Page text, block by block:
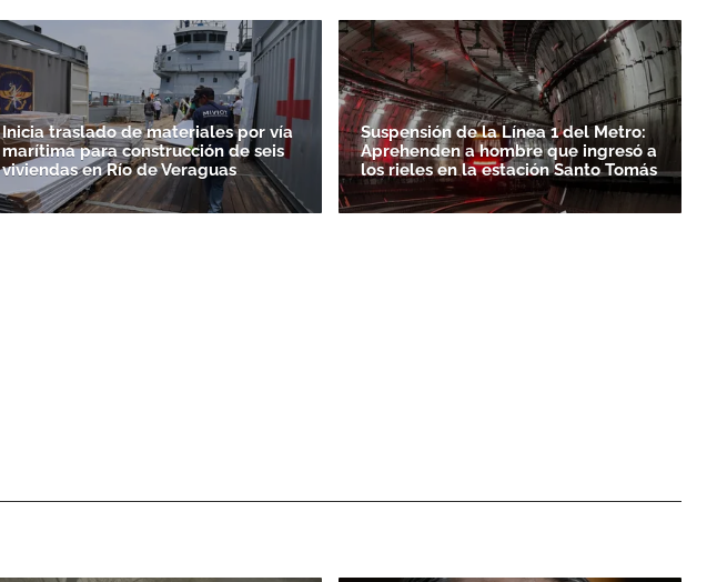
Inicia traslado de materiales por vía
marítima para construcción de seis
viviendas en Río de Veraguas
Suspensión de la Línea 1 del Metro:
Aprehenden a hombre que ingresó a
los rieles en la estación Santo Tomás